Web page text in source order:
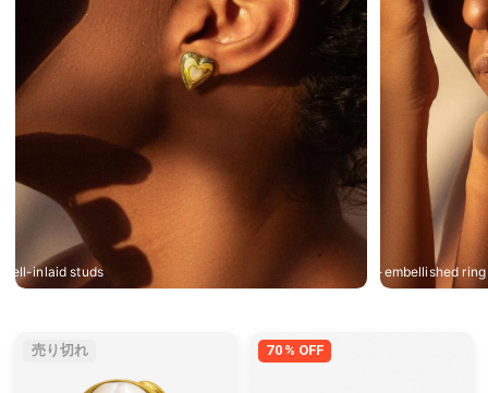
inlaid studs
Vintage seashell-embellished ring
US$32.00
売り切れ 70% OFF